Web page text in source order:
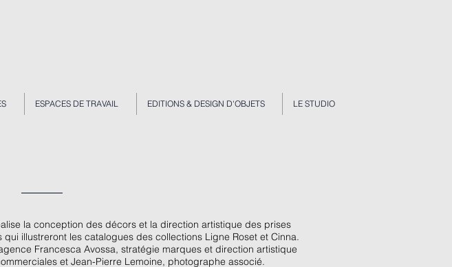
ESPACES DE TRAVAIL EDITIONS & DESIGN D'OBJETS LE STUDIO
la conception des décors et la direction artistique des prises
illustreront les catalogues des collections Ligne Roset et Cinna.
Francesca Avossa, stratégie marques et direction artistique
et Jean-Pierre Lemoine, photographe associé.